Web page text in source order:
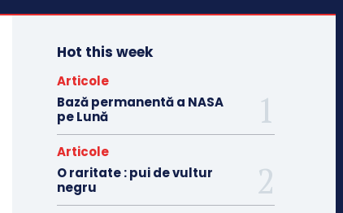
Hot this week
Articole
Bază permanentă a NASA
pe Lună
Articole
O raritate : pui de vultur
negru